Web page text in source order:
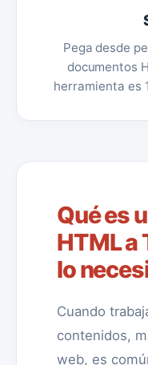
Pega desde
documentos
herramienta es
Qué es
HTML a
lo
Cuando
contenidos,
web, es